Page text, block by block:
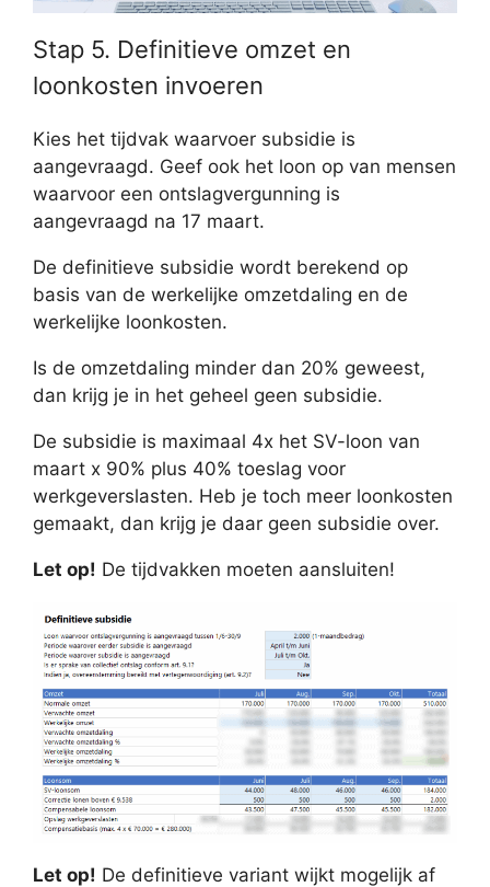
Stap 5. Definitieve omzet en
loonkosten invoeren
Kies het tijdvak waarvoer subsidie is
aangevraagd. Geef ook het loon op van mensen
waarvoor een ontslagvergunning is
aangevraagd na 17 maart.
De definitieve subsidie wordt berekend op
basis van de werkelijke omzetdaling en de
werkelijke loonkosten.
Is de omzetdaling minder dan 20% geweest,
dan krijg je in het geheel geen subsidie.
De subsidie is maximaal 4x het SV-loon van
maart x 90% plus 40% toeslag voor
werkgeverslasten. Heb je toch meer loonkosten
gemaakt, dan krijg je daar geen subsidie over.
Let op! De tijdvakken moeten aansluiten!
Let op! De definitieve variant wijkt mogelijk af